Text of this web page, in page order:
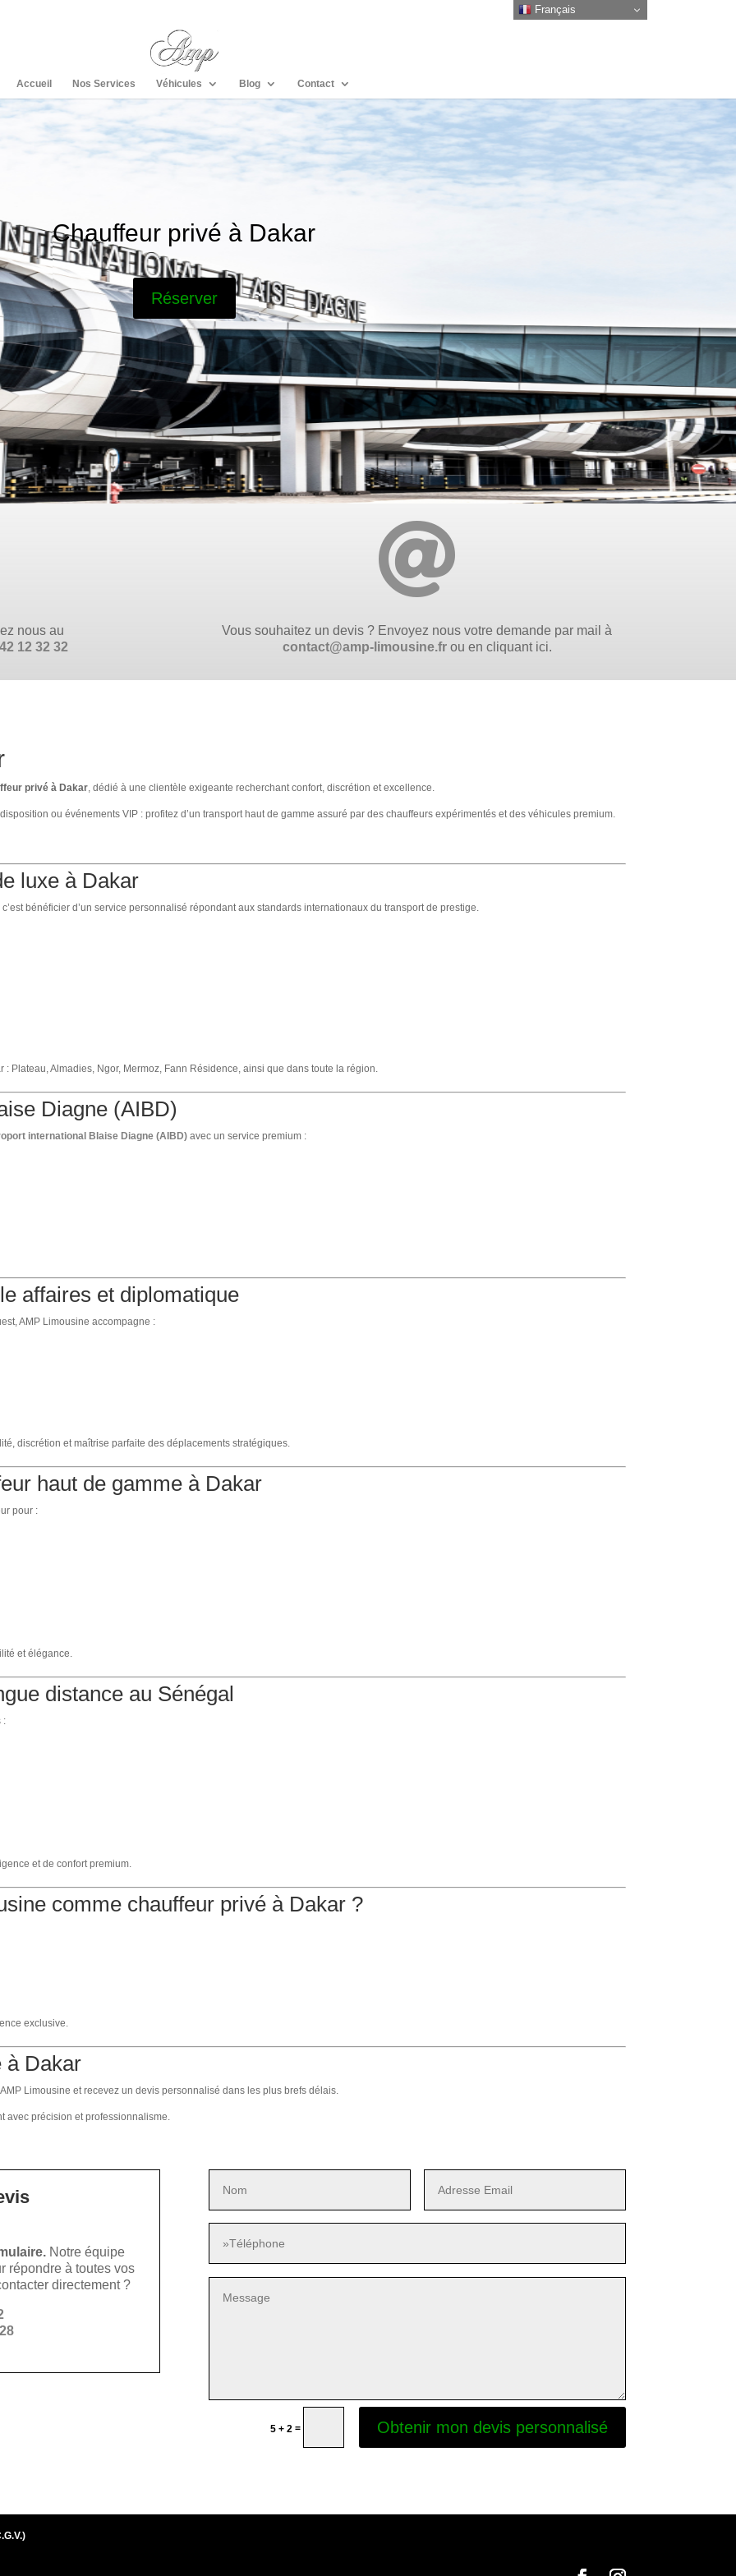
Accueil Nos Services Véhicules Blog Contact
Chauffeur privé à Dakar
Réserver
nous au
12 32 32

Vous souhaitez un devis ? Envoyez nous votre demande par mail à
contact@amp-limousine.fr ou en cliquant ici.
privé à Dakar, dédié à une clientèle exigeante recherchant confort, discrétion et excellence.
ou événements VIP : profitez d’un transport haut de gamme assuré par des chauffeurs expérimentés et des véhicules premium.
luxe à Dakar
bénéficier d’un service personnalisé répondant aux standards internationaux du transport de prestige.
Plateau, Almadies, Ngor, Mermoz, Fann Résidence, ainsi que dans toute la région.
Diagne (AIBD)
international Blaise Diagne (AIBD) avec un service premium :
affaires et diplomatique
AMP Limousine accompagne :
discrétion et maîtrise parfaite des déplacements stratégiques.
haut de gamme à Dakar
pour :
et élégance.
distance au Sénégal
:
et de confort premium.
comme chauffeur privé à Dakar ?
exclusive.
à Dakar
Limousine et recevez un devis personnalisé dans les plus brefs délais.
avec précision et professionnalisme.
Notre équipe
répondre à toutes vos
directement ?
5 + 2 = Obtenir mon devis personnalisé
Français